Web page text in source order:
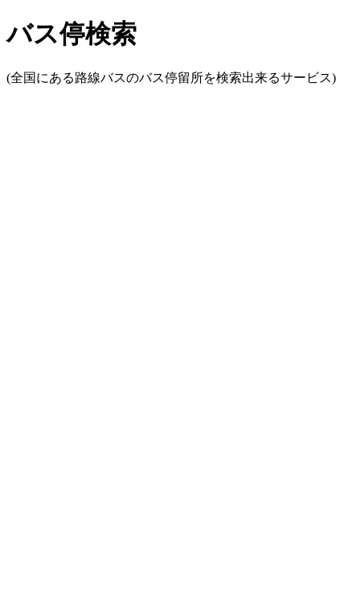
バス停検索
(全国にある路線バスのバス停留所を検索出来るサービス)